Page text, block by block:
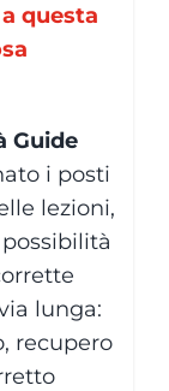
questa
Guide
i posti
lezioni,
lunga:
recupero